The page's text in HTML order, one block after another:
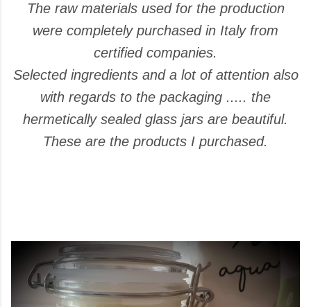
The raw materials used for the production
were completely purchased in Italy from
certified companies.
Selected ingredients and a lot of attention also
with regards to the packaging ..... the
hermetically sealed glass jars are beautiful.
These are the products I purchased.